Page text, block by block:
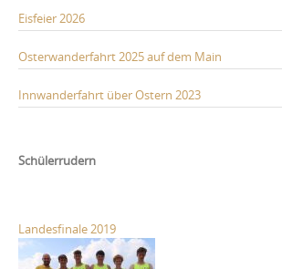
Eisfeier 2026
Osterwanderfahrt 2025 auf dem Main
Innwanderfahrt über Ostern 2023
Schülerrudern
Landesfinale 2019